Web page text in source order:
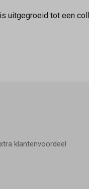
uitgegroeid tot een
klantenvoordeel